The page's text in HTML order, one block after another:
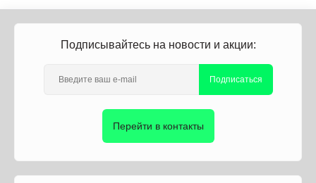
Подписывайтесь на новости и акции:
Подписаться
Перейти в контакты